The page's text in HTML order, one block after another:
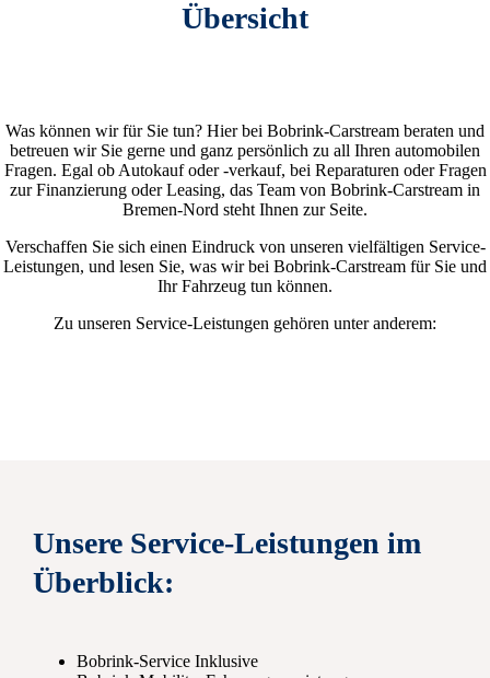
Übersicht
Was können wir für Sie tun? Hier bei Bobrink-Carstream beraten und
betreuen wir Sie gerne und ganz persönlich zu all Ihren automobilen
Fragen. Egal ob Autokauf oder -verkauf, bei Reparaturen oder Fragen
zur Finanzierung oder Leasing, das Team von Bobrink-Carstream in
Bremen-Nord steht Ihnen zur Seite.
Verschaffen Sie sich einen Eindruck von unseren vielfältigen Service-
Leistungen, und lesen Sie, was wir bei Bobrink-Carstream für Sie und
Ihr Fahrzeug tun können.
Zu unseren Service-Leistungen gehören unter anderem:
Unsere Service-Leistungen im
Überblick:
Bobrink-Service Inklusive